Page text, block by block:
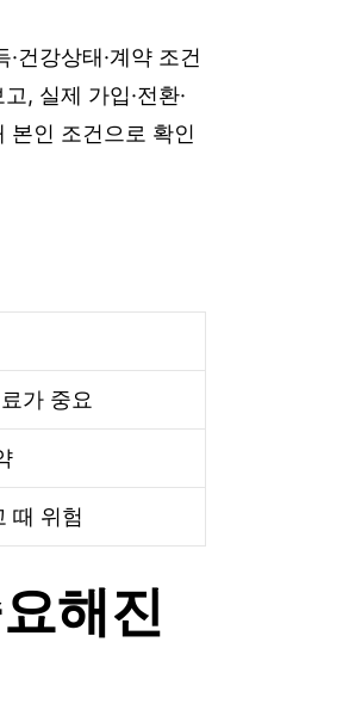
건강상태·계약 조건
, 실제 가입·전환·
본인 조건으로 확인
가 중요
때 위험
해진